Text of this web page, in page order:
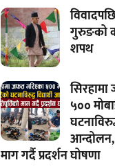
गुरुङको
शपथ
५००
आन्दोलन,
माग गर्दै प्रदर्शन घोषणा